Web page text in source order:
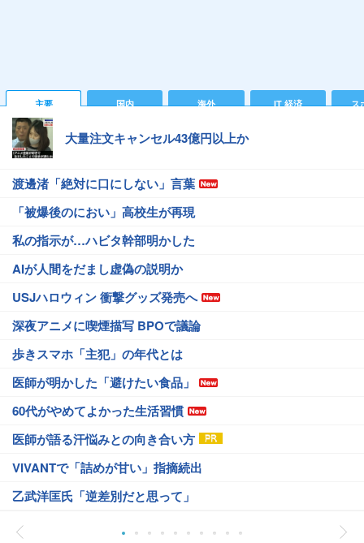
主要 国内 海外 IT 経済 ス
大量注文キャンセル43億円以上か
渡邊渚「絶対に口にしない」言葉
「被爆後のにおい」高校生が再現
私の指示が…ハビタ幹部明かした
AIが人間をだまし虚偽の説明か
USJハロウィン 衝撃グッズ発売へ
深夜アニメに喫煙描写 BPOで議論
歩きスマホ「主犯」の年代とは
医師が明かした「避けたい食品」
60代がやめてよかった生活習慣
医師が語る汗悩みとの向き合い方
VIVANTで「詰めが甘い」指摘続出
乙武洋匡氏「逆差別だと思って」